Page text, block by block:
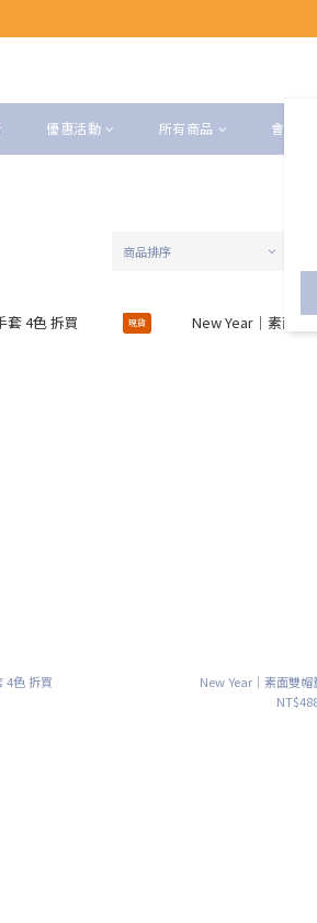
優惠活動 所有商品 會員權益
商品排序
4色 拆買
現貨
New Year｜素面雙